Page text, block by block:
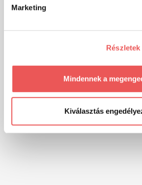
Marketing
Mindennek a
Kiválasztás